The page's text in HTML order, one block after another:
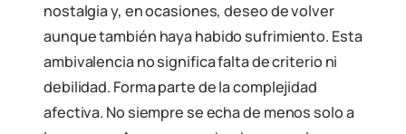
nostalgia y, en ocasiones, deseo de volver
aunque también haya habido sufrimiento. Esta
ambivalencia no significa falta de criterio ni
debilidad. Forma parte de la complejidad
afectiva. No siempre se echa de menos solo a